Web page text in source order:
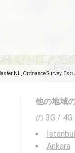
NL, Ordnance Survey,
他の地域
の 3G /
İstanbul
Ankara